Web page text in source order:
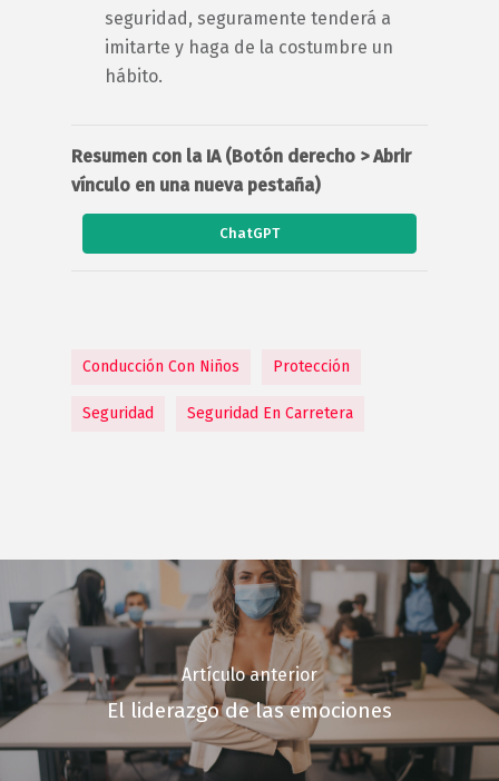
seguridad, seguramente tenderá a
imitarte y haga de la costumbre un
hábito.
Resumen con la IA (Botón derecho > Abrir
vínculo en una nueva pestaña)
ChatGPT
Conducción Con Niños Protección
Seguridad Seguridad En Carretera
Artículo anterior
El liderazgo de las emociones